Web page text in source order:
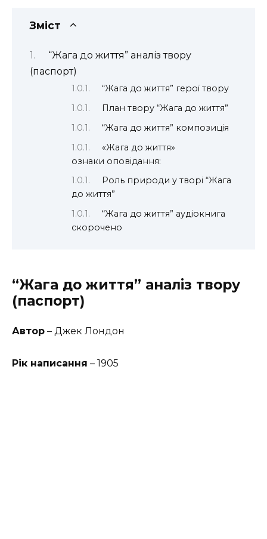
Зміст
“Жага до життя” аналіз твору
(паспорт)
“Жага до життя” герої твору
План твору “Жага до життя”
“Жага до життя” композиція
«Жага до життя»
ознаки оповідання:
Роль природи у творі “Жага
до життя”
“Жага до життя” аудіокнига
скорочено
“Жага до життя” аналіз твору
(паспорт)
Автор – Джек Лондон
Рік написання – 1905